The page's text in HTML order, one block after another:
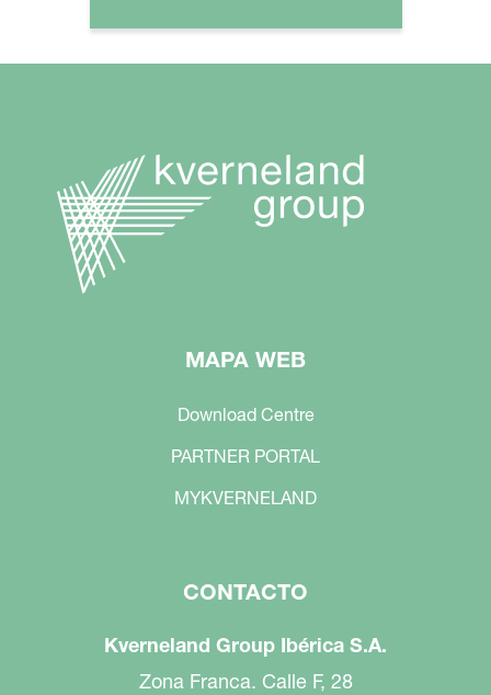
MAPA WEB
Download Centre
PARTNER PORTAL
MYKVERNELAND
CONTACTO
Kverneland Group Ibérica S.A.
Zona Franca. Calle F, 28